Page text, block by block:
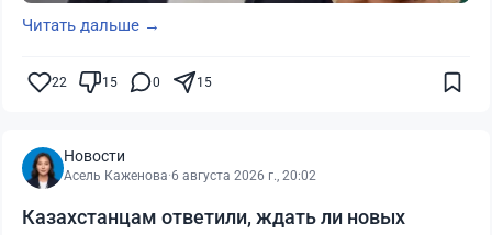
Читать дальше →
22 15 0 15
Новости
Асель Каженова·6 августа 2026 г., 20:02
Казахстанцам ответили, ждать ли новых